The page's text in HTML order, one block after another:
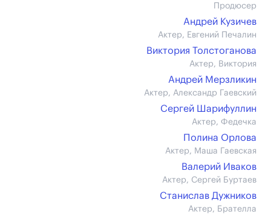
Продюсер
Андрей Кузичев
Актер, Евгений Печалин
Виктория Толстоганова
Актер, Виктория
Андрей Мерзликин
Актер, Александр Гаевский
Сергей Шарифуллин
Актер, Федечка
Полина Орлова
Актер, Маша Гаевская
Валерий Иваков
Актер, Сергей Буртаев
Станислав Дужников
Актер, Брателла